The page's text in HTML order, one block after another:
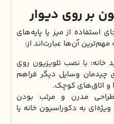
بر روی دیوار
استفاده از میز یا پایه‌های
آن‌ها عبارت‌اند از:
با نصب تلویزیون روی
چیدمان وسایل دیگر فراهم
و اتاق‌های کوچک.
مدرن و مرتب بودن
به دکوراسیون خانه یا